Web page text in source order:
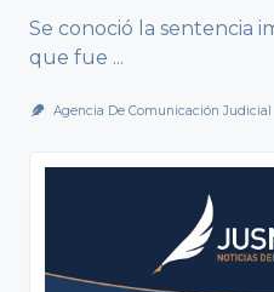
Se conoció la sentencia
que fue ...
Agencia De Comunicación Judicial